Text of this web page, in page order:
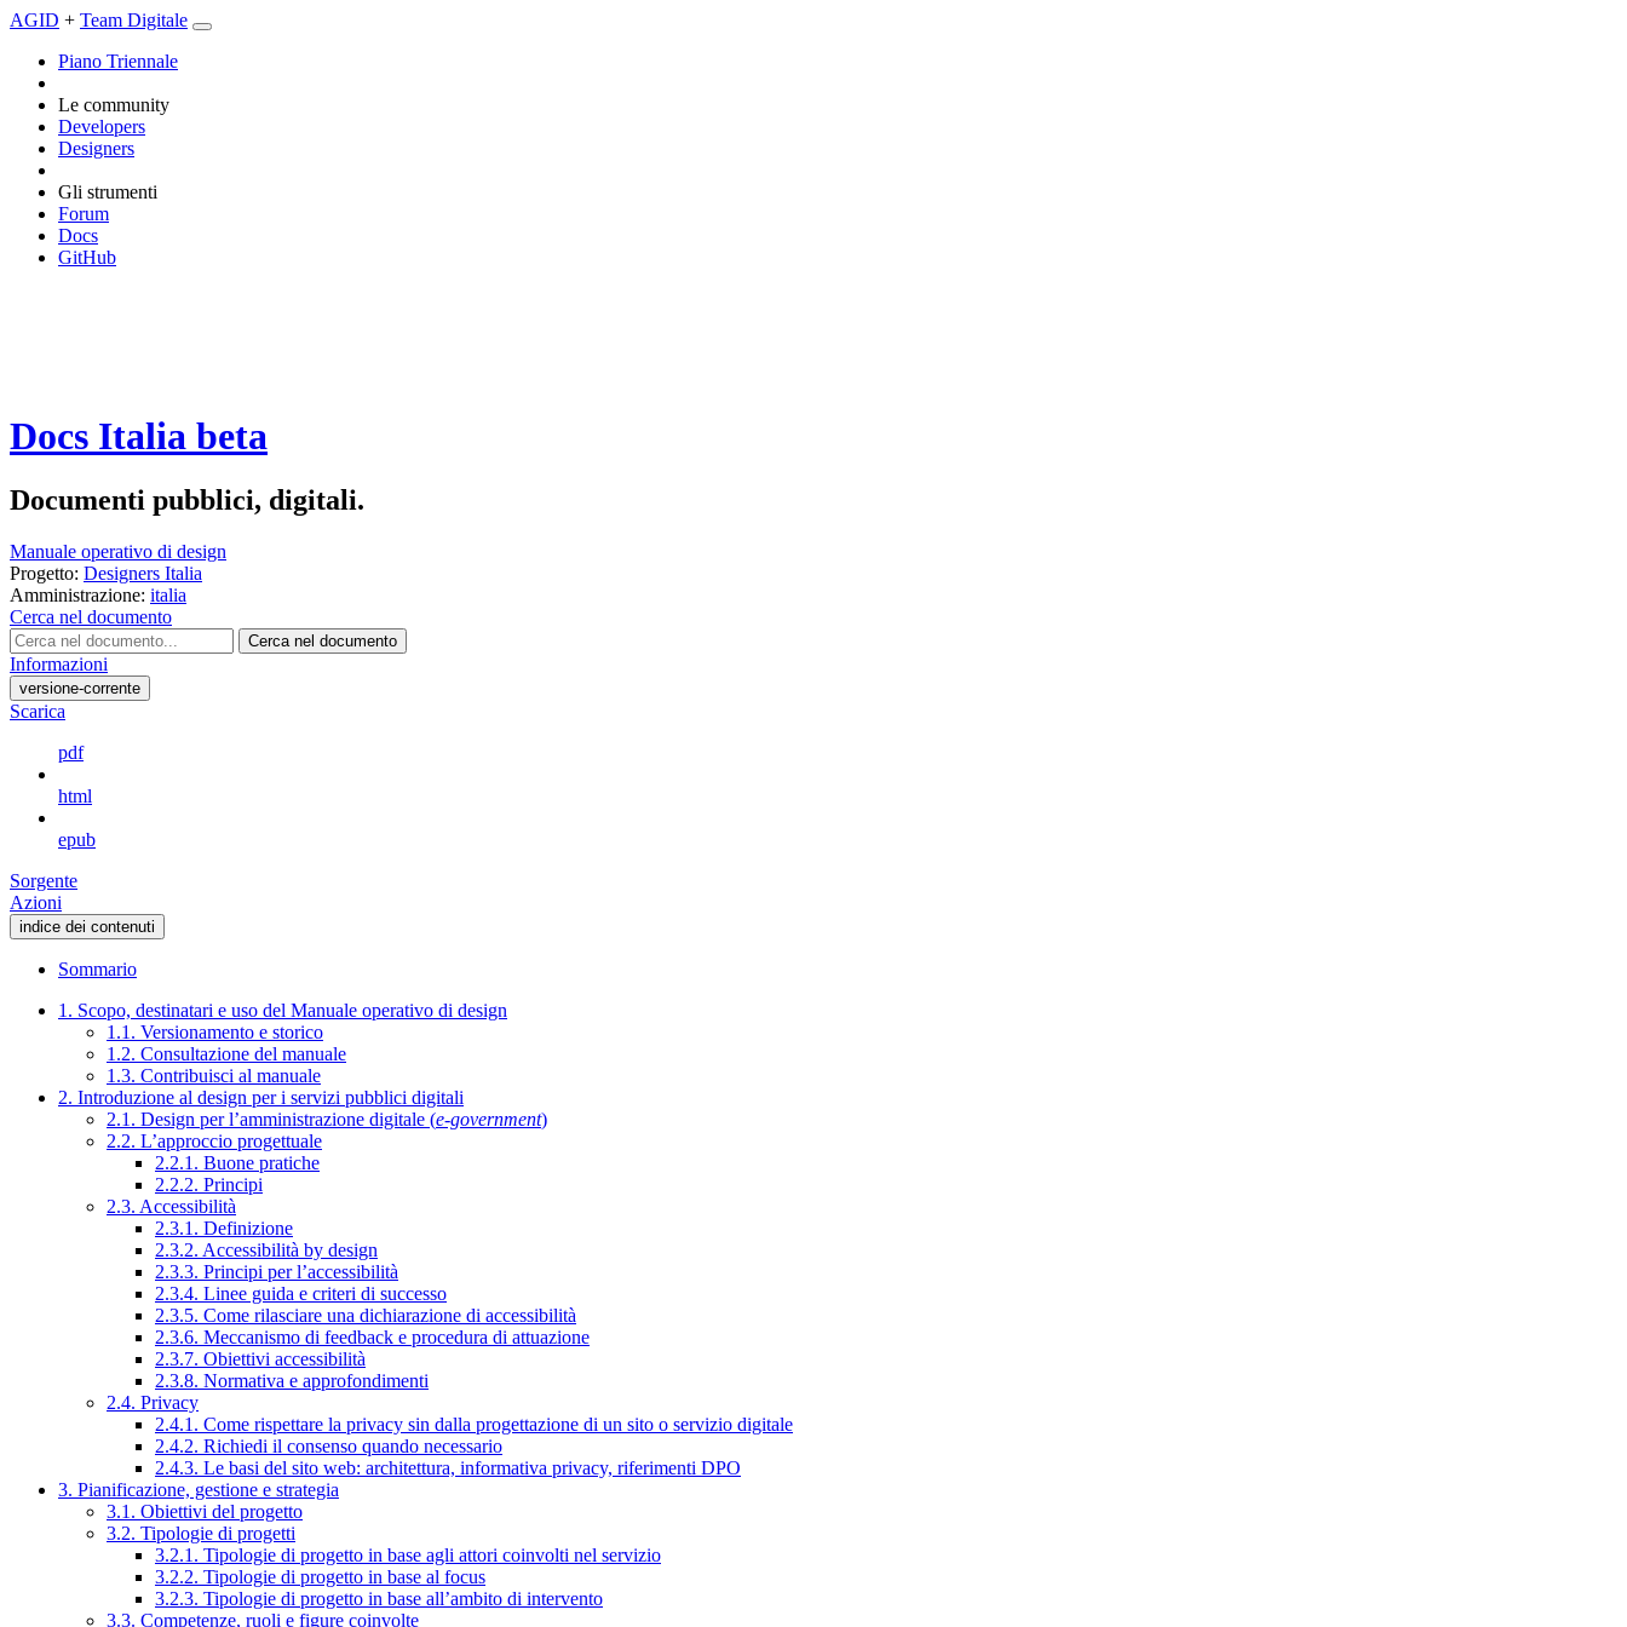
AGID + Team Digitale
Piano Triennale
Le community
Developers
Designers
Gli strumenti
Forum
Docs
GitHub
Docs Italia beta
Documenti pubblici, digitali.
Manuale operativo di design
Progetto: Designers Italia
Amministrazione: italia
Cerca nel documento
Cerca nel documento
Informazioni
versione-corrente
Scarica
pdf
html
epub
Sorgente
Azioni
indice dei contenuti
Sommario
1. Scopo, destinatari e uso del Manuale operativo di design
1.1. Versionamento e storico
1.2. Consultazione del manuale
1.3. Contribuisci al manuale
2. Introduzione al design per i servizi pubblici digitali
2.1. Design per l’amministrazione digitale (e-government)
2.2. L’approccio progettuale
2.2.1. Buone pratiche
2.2.2. Principi
2.3. Accessibilità
2.3.1. Definizione
2.3.2. Accessibilità by design
2.3.3. Principi per l’accessibilità
2.3.4. Linee guida e criteri di successo
2.3.5. Come rilasciare una dichiarazione di accessibilità
2.3.6. Meccanismo di feedback e procedura di attuazione
2.3.7. Obiettivi accessibilità
2.3.8. Normativa e approfondimenti
2.4. Privacy
2.4.1. Come rispettare la privacy sin dalla progettazione di un sito o servizio digitale
2.4.2. Richiedi il consenso quando necessario
2.4.3. Le basi del sito web: architettura, informativa privacy, riferimenti DPO
3. Pianificazione, gestione e strategia
3.1. Obiettivi del progetto
3.2. Tipologie di progetti
3.2.1. Tipologie di progetto in base agli attori coinvolti nel servizio
3.2.2. Tipologie di progetto in base al focus
3.2.3. Tipologie di progetto in base all’ambito di intervento
3.3. Competenze, ruoli e figure coinvolte